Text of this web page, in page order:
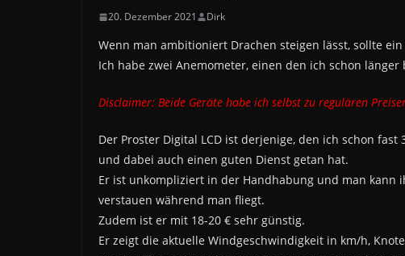
20. Dezember 2021 Dirk
Wenn man ambitioniert Drachen steigen lässt, sollte
Ich habe zwei Anemometer, einen den ich schon
Disclaimer: Beide Geräte habe ich selbst zu regulären
Der Proster Digital LCD ist derjenige, den ich schon fast
und dabei auch einen guten Dienst getan hat.
Er ist unkompliziert in der Handhabung und man kann
verstauen während man fliegt.
Zudem ist er mit 18-20 € sehr günstig.
Er zeigt die aktuelle Windgeschwindigkeit in km/h,